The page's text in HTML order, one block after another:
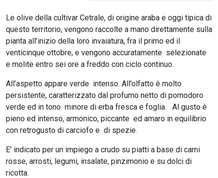
Le olive della cultivar Cetrale, di origine araba e oggi tipica di
questo territorio, vengono raccolte a mano direttamente sulla
pianta all’inizio della loro invaiatura, fra il primo ed il
venticinque ottobre, e vengono accuratamente selezionate
e molite entro sei ore a freddo con ciclo continuo.
All’aspetto appare verde intenso. All’olfatto è molto
persistente, caratterizzato dal profumo netto di pomodoro
verde ed in tono minore di erba fresca e foglia. Al gusto è
pieno ed intenso, armonico, piccante ed amaro in equilibrio
con retrogusto di carciofo e di spezie.
E’ indicato per un impiego a crudo su piatti a base di carni
rosse, arrosti, legumi, insalate, pinzimonio e su dolci di
ricotta.